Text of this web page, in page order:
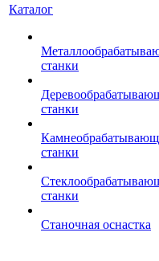
Каталог
станки
станки
станки
станки
Станочная оснастка